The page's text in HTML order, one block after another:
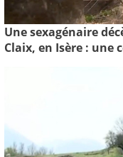
Une sexagénaire
Claix, en Isère : une